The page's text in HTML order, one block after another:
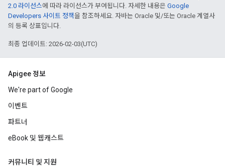
2.0 라이선스에 따라 라이선스가 부여됩니다. 자세한 내용은 Google
Developers 사이트 정책을 참조하세요. 자바는 Oracle 및/또는 Oracle 계열사
의 등록 상표입니다.
최종 업데이트: 2026-02-03(UTC)
Apigee 정보
We're part of Google
이벤트
파트너
eBook 및 웹캐스트
커뮤니티 및 지원